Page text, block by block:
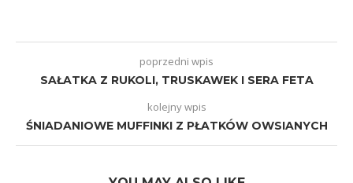
poprzedni wpis
SAŁATKA Z RUKOLI, TRUSKAWEK I SERA FETA
kolejny wpis
ŚNIADANIOWE MUFFINKI Z PŁATKÓW OWSIANYCH